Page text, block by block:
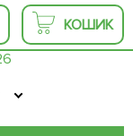
КОШИК